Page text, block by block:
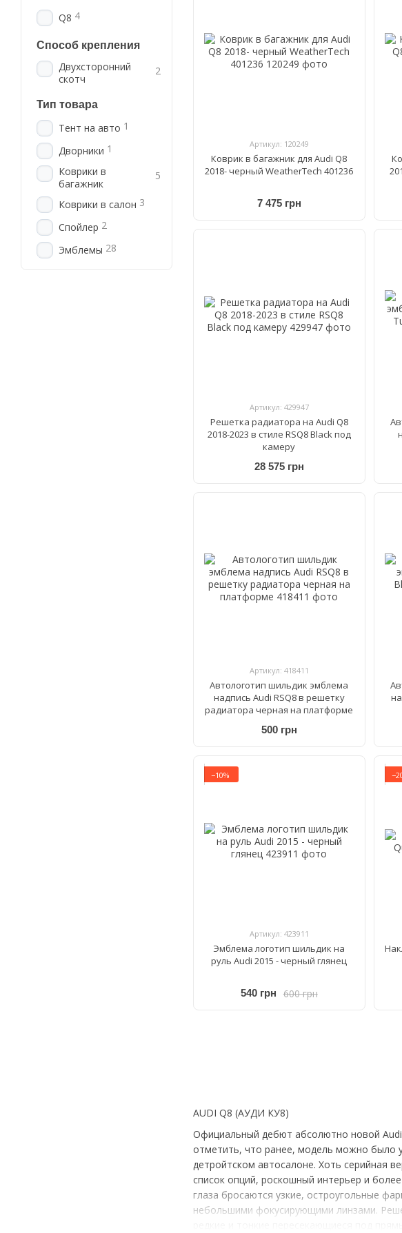
Артикул: 120249
Коврик в багажник для Audi Q8
2018- черный WeatherTech 401236
7 475 грн
Артикул: 429947
Решетка радиатора на Audi Q8
2018-2023 в стиле RSQ8 Black под
камеру
28 575 грн
Артикул: 418411
Автологотип шильдик эмблема
надпись Audi RSQ8 в решетку
радиатора черная на платформе
500 грн
−10%
Артикул: 423911
Эмблема логотип шильдик на
руль Audi 2015 - черный глянец
600 грн
540 грн
AUDI Q8 (АУДИ КУ8)
Официальный дебют абсолютно новой
отметить, что ранее, модель можно было
детройтском автосалоне. Хоть серийная
список опций, роскошный интерьер и
глаза бросаются узкие, остроугольные
небольшими фокусирующими линзами.
Q8 4
Способ крепления
Двухсторонний
скотч
2
Тип товара
Тент на авто 1
Дворники 1
Коврики в
багажник
5
Коврики в салон 3
Спойлер 2
Эмблемы 28